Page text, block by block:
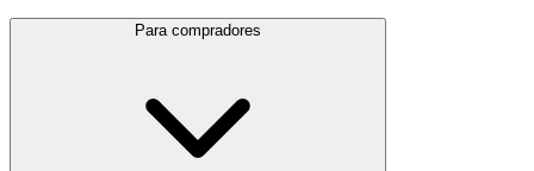
Para compradores